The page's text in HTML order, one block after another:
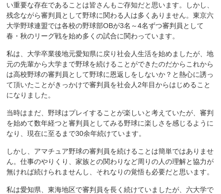
い重要な存在であることは皆さんもご存知だと思います。しかし、
残念ながら審判員として野球に関わる人は多くありません。東京六
大学野球連盟では各校の野球部OBが3名～4名ずつ審判員として
春・秋のリーグ戦を始め多くの試合に関わっています。
私は、大学卒業後地元愛知県に戻り社会人生活を始めましたが、地
元の先輩から大学まで野球を続けることができたのだからこれから
は高校野球の審判員として野球に恩返しをしないか？と熱心に誘っ
て頂いたことがきっかけで審判員を社会人2年目からはじめること
になりました。
当時はまだ、野球はプレイすることが楽しいと考えていたが、審判
を始めて数年経つと審判員としてみる野球に楽しさを感じるように
なり、現在に至るまで30余年続けています。
しかし、アマチュア野球の審判員を続けることは簡単ではありませ
ん。仕事のやりくり、家族との関わりなど周りの人の理解と協力が
無ければ続けられませんし、それなりの覚悟も必要だと思います。
私は愛知県、東海地区で審判員を長く続けていましたが、六大学で